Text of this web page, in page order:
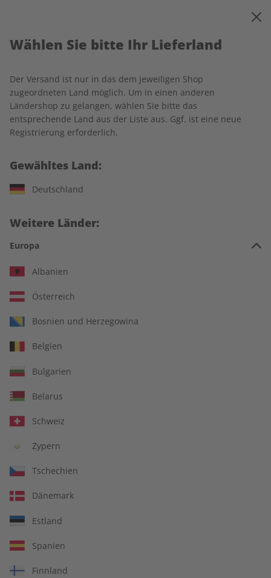
Startseite Ecos Wunschabo
Jetzt Ihr ECOS-Wunschabo
Für wen ist das Abo?
Alles inklusive: eMagazine, digitales
Übungsheft und Audiotrainer
14 Ausgaben pro Jahr
Wählen Sie bitte Ihr Lieferland
Der Versand ist nur in das dem jeweiligen Shop
zugeordneten Land möglich. Um in einen anderen
Ländershop zu gelangen, wählen Sie bitte das
entsprechende Land aus der Liste aus. Ggf. ist eine neue
Registrierung erforderlich.
Gewähltes Land:
Deutschland
Weitere Länder:
Europa
Albanien
Österreich
Bosnien und Herzegowina
Belgien
Bulgarien
Belarus
Schweiz
Zypern
Tschechien
Dänemark
Estland
Spanien
Finnland